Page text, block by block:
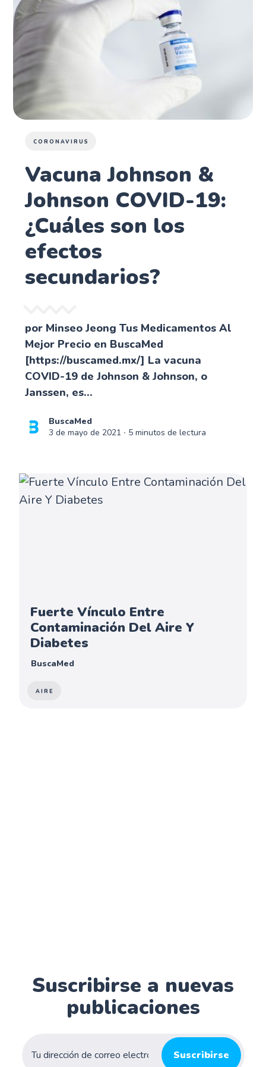
CORONAVIRUS
Vacuna Johnson &
Johnson COVID-19:
¿Cuáles son los
efectos
secundarios?
por Minseo Jeong Tus Medicamentos Al
Mejor Precio en BuscaMed
[https://buscamed.mx/] La vacuna
COVID-19 de Johnson & Johnson, o
Janssen, es...
BuscaMed
3 de mayo de 2021 ∙ 5 minutos de lectura
Fuerte Vínculo Entre
Contaminación Del Aire Y
Diabetes
BuscaMed
AIRE
Suscribirse a nuevas
publicaciones
Suscribirse